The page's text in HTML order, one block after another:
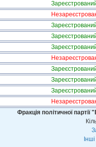
Фракція політичної